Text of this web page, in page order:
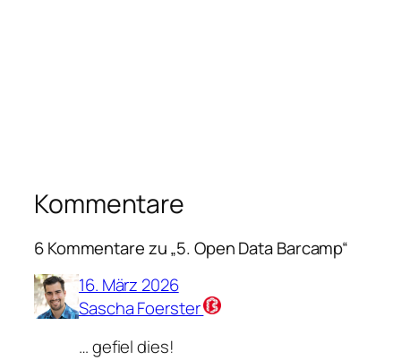
Kommentare
6 Kommentare zu „5. Open Data Barcamp“
16. März 2026
Sascha Foerster
… gefiel dies!